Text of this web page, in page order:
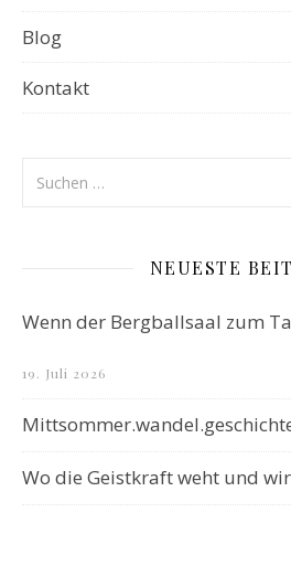
Blog
Kontakt
NEUESTE
Wenn der Bergballsaal zum
19. Juli 2026
Wo die Geistkraft weht und